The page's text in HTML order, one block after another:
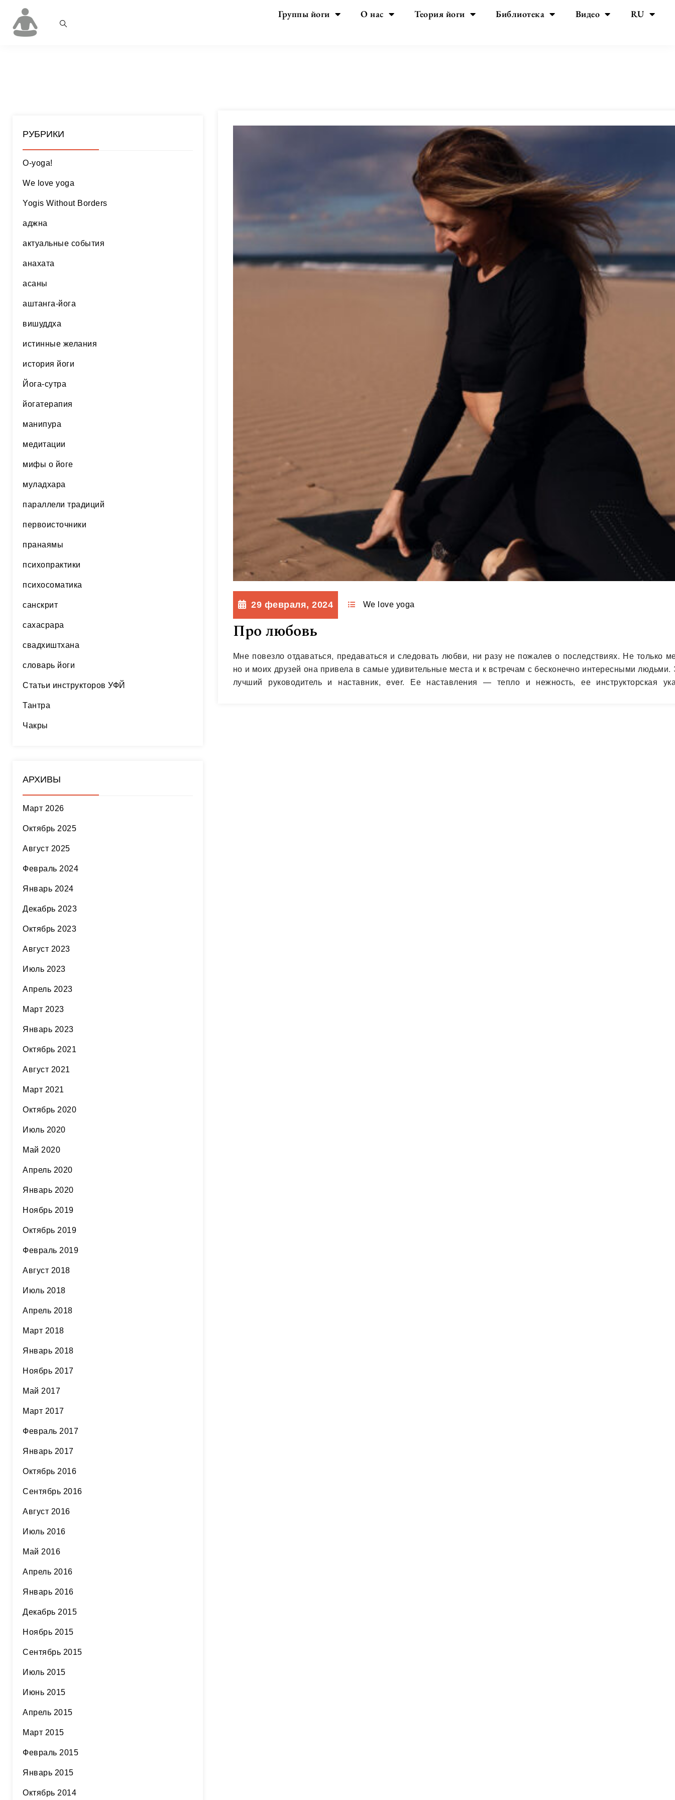
Группы йоги О нас Теория йоги Библиотека Видео RU
РУБРИКИ
O-yoga!
We love yoga
Yogis Without Borders
аджна
актуальные события
анахата
асаны
аштанга-йога
вишуддха
истинные желания
история йоги
Йога-сутра
йогатерапия
манипура
медитации
мифы о йоге
муладхара
параллели традиций
первоисточники
пранаямы
психопрактики
психосоматика
санскрит
сахасрара
свадхиштхана
словарь йоги
Статьи инструкторов УФЙ
Тантра
Чакры
АРХИВЫ
Март 2026
Октябрь 2025
Август 2025
Февраль 2024
Январь 2024
Декабрь 2023
Октябрь 2023
Август 2023
Июль 2023
Апрель 2023
Март 2023
Январь 2023
Октябрь 2021
Август 2021
Март 2021
Октябрь 2020
Июль 2020
Май 2020
Апрель 2020
Январь 2020
Ноябрь 2019
Октябрь 2019
Февраль 2019
Август 2018
Июль 2018
Апрель 2018
Март 2018
Январь 2018
Ноябрь 2017
Май 2017
Март 2017
Февраль 2017
Январь 2017
Октябрь 2016
Сентябрь 2016
Август 2016
Июль 2016
Май 2016
Апрель 2016
Январь 2016
Декабрь 2015
Ноябрь 2015
Сентябрь 2015
Июль 2015
Июнь 2015
Апрель 2015
Март 2015
Февраль 2015
Январь 2015
Октябрь 2014
29 февраля, 2024 We love yoga
Про любовь
Мне повезло отдаваться, предаваться и следовать любви, ни разу не пожалев о последствиях. Не только
но и моих друзей она привела в самые удивительные места и к встречам с бесконечно интересными людьми.
лучший руководитель и наставник, ever. Ее наставления — тепло и нежность, ее инструкторская